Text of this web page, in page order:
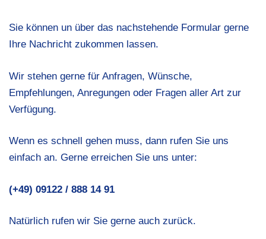
Sie können un über das nachstehende Formular gerne
Ihre Nachricht zukommen lassen.
Wir stehen gerne für Anfragen, Wünsche,
Empfehlungen, Anregungen oder Fragen aller Art zur
Verfügung.
Wenn es schnell gehen muss, dann rufen Sie uns
einfach an. Gerne erreichen Sie uns unter:
(+49) 09122 / 888 14 91
Natürlich rufen wir Sie gerne auch zurück.